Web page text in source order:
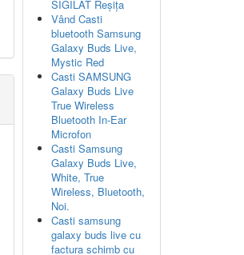
SIGILAT Reșița
Vând Casti
bluetooth Samsung
Galaxy Buds Live,
Mystic Red
Casti SAMSUNG
Galaxy Buds Live
True Wireless
Bluetooth In-Ear
Microfon
Casti Samsung
Galaxy Buds Live,
White, True
Wireless, Bluetooth,
Noi.
Casti samsung
galaxy buds live cu
factura schimb cu